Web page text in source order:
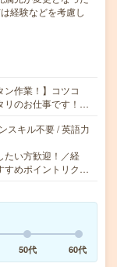
経験などを考慮し
ン作業！】コツコ
リのお仕事です！…
スキル不要 / 英語力
たい方歓迎！／経
すめポイントリク…
50代 60代